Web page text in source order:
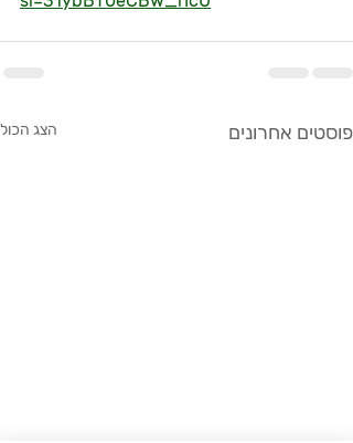
פוסטים אחרונים הצג הכול